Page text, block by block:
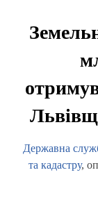
Державна
та кадастру,